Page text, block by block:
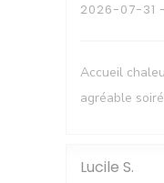
2026-07-31
Accueil
agréable
Lucile S